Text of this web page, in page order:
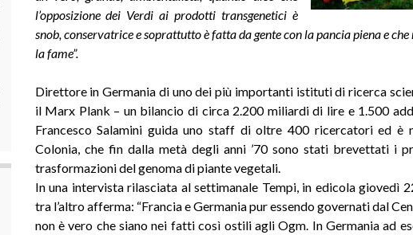
l’opposizione dei Verdi ai prodotti transgenetici è
snob, conservatrice e soprattutto è fatta da gente con la pancia piena e
la fame”.
Direttore in Germania di uno dei più importanti istituti di ricerca
il Marx Plank – un bilancio di circa 2.200 miliardi di lire e 1.500
Francesco Salamini guida uno staff di oltre 400 ricercatori ed è
Colonia, che fin dalla metà degli anni ’70 sono stati brevettati i
trasformazioni del genoma di piante vegetali.
In una intervista rilasciata al settimanale Tempi, in edicola giovedì
tra l’altro afferma: “Francia e Germania pur essendo governati dal
non è vero che siano nei fatti così ostili agli Ogm. In Germania ad